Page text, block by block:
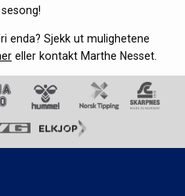
enda? Sjekk ut mulighetene
eller kontakt Marthe Nesset.